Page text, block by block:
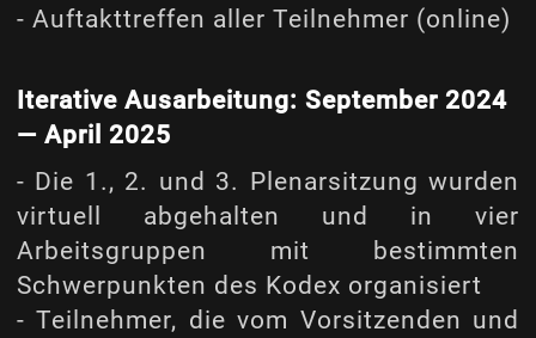
- Auftakttreffen aller Teilnehmer (online)
Iterative Ausarbeitung: September 2024
— April 2025
- Die 1., 2. und 3. Plenarsitzung wurden
virtuell abgehalten und in vier
Arbeitsgruppen mit bestimmten
Schwerpunkten des Kodex organisiert
- Teilnehmer, die vom Vorsitzenden und